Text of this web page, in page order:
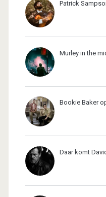
Patrick
Murley in the
Bookie Baker
Daar komt